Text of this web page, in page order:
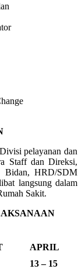
pelayanan dan
Staff dan Direksi,
Bidan, HRD/SDM
langsung dalam
Sakit.
APRIL
13 – 15